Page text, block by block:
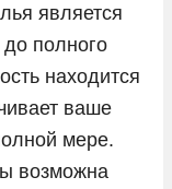
является
полного
находится
ваше
мере.
возможна